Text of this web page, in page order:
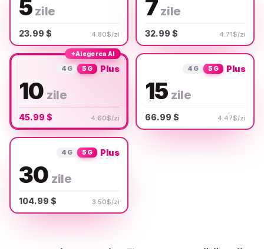
5 zile
23.99 $ 4.80$/zi
7 zile
32.99 $ 4.71$/zi
✦Alegerea AI
4G 5G Plus
10 zile
45.99 $ 4.60$/zi
4G 5G Plus
15 zile
66.99 $ 4.47$/zi
4G 5G Plus
30 zile
104.99 $ 3.50$/zi